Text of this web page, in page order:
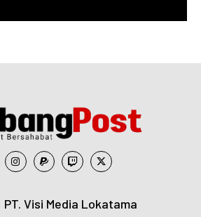
Visi Media Lokatama